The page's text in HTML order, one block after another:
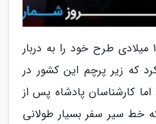
کلمب در شروع در سال 1485 میلادی طرح خود را به دربار
که زیر پرچم این کشور در
اما کارشناسان پادشاه پس از
خط سیر سفر بسیار طولانی